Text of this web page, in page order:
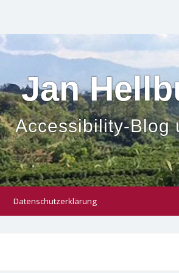
Jan
Accessibility-Blog
Datenschutzerklärung